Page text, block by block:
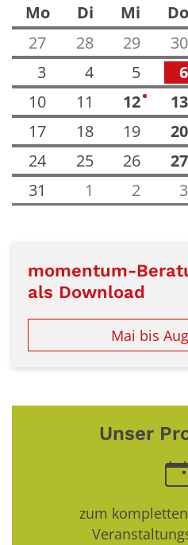
Mo
Di Mi Do
27
28 29 30
3
4 5 6
10
11 12 1 13
17
18 19 20
24
25 26 27
31
1 2 3
momentum-
als Download
Mai bis
Unser
zum